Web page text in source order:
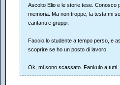
Ascolto Elio e le storie tese. Conosco
memoria. Ma non troppe, la testa mi
cantanti e gruppi.
Faccio lo studente a tempo perso, e
scoprire se ho un posto di lavoro.
Ok, mi sono scassato. Fankulo a tutti.